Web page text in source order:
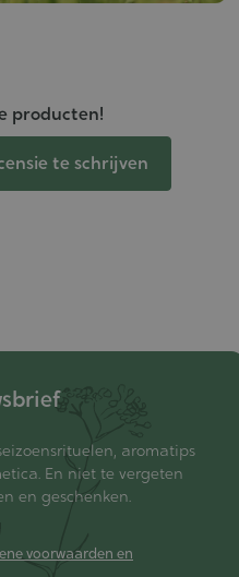
producten!
te schrijven
aromatips
En niet te vergeten
en geschenken.
voorwaarden en